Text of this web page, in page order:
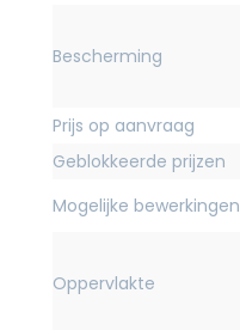
Bescherming
Prijs op aanvraag
Geblokkeerde prijzen
Mogelijke bewerkingen
Oppervlakte